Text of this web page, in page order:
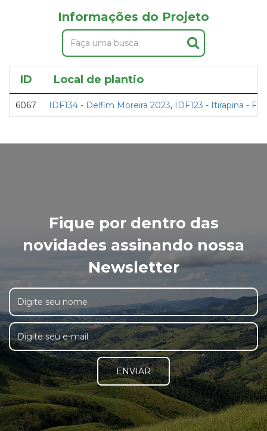
Informações do Projeto
ID Local de plantio
6067 IDF134 - Delfim Moreira 2023, IDF123 - Itirapina -
Fique por dentro das
novidades assinando nossa
Newsletter
ENVIAR